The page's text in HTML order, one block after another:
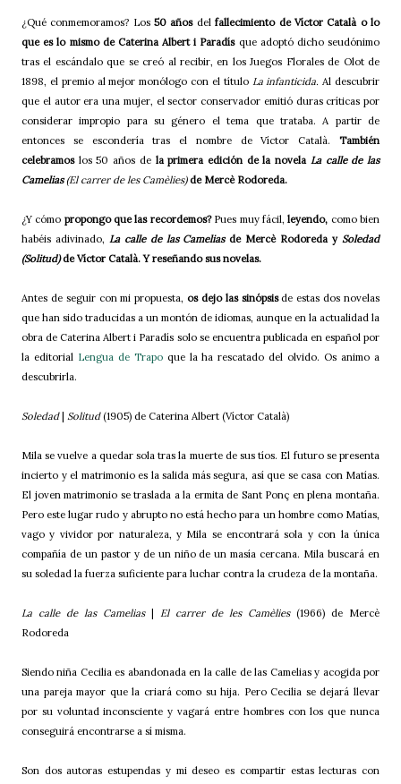
¿Qué conmemoramos? Los50 añosdelfallecimiento de Víctor Català o lo
que es lo mismo de Caterina Albert i Paradís que adoptó dicho seudónimo
tras el escándalo que se creó al recibir, en los Juegos Florales de Olot de
1898, el premio al mejor monólogo con el título La infanticida.Al descubrir
que el autor era una mujer, el sector conservador emitió duras críticas por
considerar impropio para su género el tema que trataba. A partir de
entonces se escondería tras el nombre de Víctor Català. También
celebramoslos 50 años de la primera edición de la novela La calle de las
Camelias(El carrer de les Camèlies) de Mercè Rodoreda.
¿Y cómo propongo que las recordemos?Pues muy fácil,leyendo, como bien
habéis adivinado, La calle de las Cameliasde Mercè Rodoreda ySoledad
(Solitud)de Víctor Català. Y reseñando sus novelas.
Antes de seguir con mi propuesta,os dejo las sinópsisde estas dos novelas
que han sido traducidas a un montón de idiomas, aunque en la actualidad la
obra de Caterina Albert i Paradís solo se encuentra publicada en español por
la editorial Lengua de Trapoque la ha rescatado del olvido. Os animo a
descubrirla.
Soledad| Solitud(1905) de Caterina Albert (Víctor Català)
Mila se vuelve a quedar sola tras la muerte de sus tíos. El futuro se presenta
incierto y el matrimonio es la salida más segura, así que se casa con Matías.
El joven matrimonio se traslada a la ermita de Sant Ponç en plena montaña.
Pero este lugar rudo y abrupto no está hecho para un hombre como Matías,
vago y vividor por naturaleza, y Mila se encontrará sola y con la única
compañía de un pastor y de un niño de un masía cercana. Mila buscará en
su soledad la fuerza suficiente para luchar contra la crudeza de la montaña.
La calle de las Camelias| El carrer de les Camèlies(1966) de Mercè
Rodoreda
Siendo niña Cecilia es abandonada en la calle de las Camelias y acogida por
una pareja mayor que la criará como su hija. Pero Cecilia se dejará llevar
por su voluntad inconsciente y vagará entre hombres con los que nunca
conseguirá encontrarse a sí misma.
Son dos autoras estupendas y mi deseo es compartir estas lecturas con